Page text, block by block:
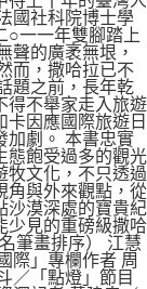
國社科院博士學
○一一年雙腳踏上
聲的廣袤無垠，
而，撒哈拉已不
題之前，長年乾
得不舉家走入旅遊
因應國際旅遊日
加劇。 本書忠實
態飽受過多的觀光
牧文化，不只透過
角與外來觀點，從
沙漠深處的寶貴紀
少見的重磅級撒哈
筆畫排序） 江慧
際」專欄作者 周
／「點燈」節目